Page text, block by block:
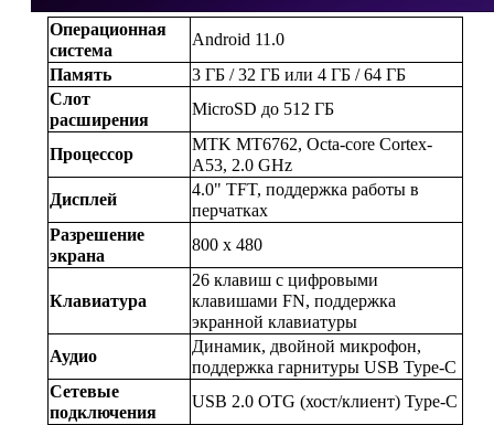
Операционная
система
Android 11.0
Память
3 ГБ / 32 ГБ или 4 ГБ / 64 ГБ
Слот
расширения
MicroSD до 512 ГБ
Процессор
MTK MT6762, Octa-core Cortex-
A53, 2.0 GHz
Дисплей
4.0" TFT, поддержка работы в
перчатках
Разрешение
экрана
800 x 480
Клавиатура
26 клавиш с цифровыми
клавишами FN, поддержка
экранной клавиатуры
Аудио
Динамик, двойной микрофон,
поддержка гарнитуры USB Type-C
Сетевые
подключения
USB 2.0 OTG (хост/клиент) Type-C